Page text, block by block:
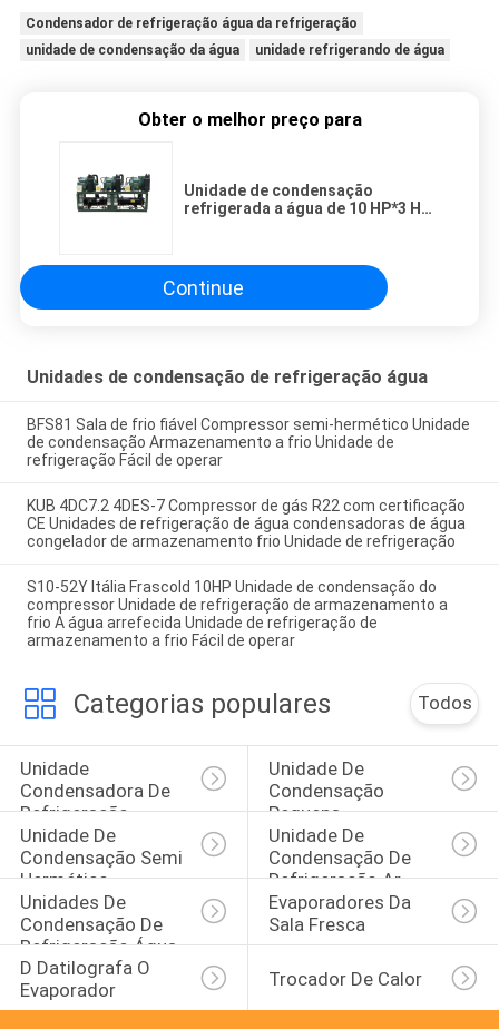
Condensador de refrigeração água da refrigeração
unidade de condensação da água
unidade refrigerando de água
Obter o melhor preço para
Unidade de condensação
refrigerada a água de 10 HP*3 HP
Continue
Unidades de condensação de refrigeração água
BFS81 Sala de frio fiável Compressor semi-hermético Unidade
de condensação Armazenamento a frio Unidade de
refrigeração Fácil de operar
KUB 4DC7.2 4DES-7 Compressor de gás R22 com certificação
CE Unidades de refrigeração de água condensadoras de água
congelador de armazenamento frio Unidade de refrigeração
S10-52Y Itália Frascold 10HP Unidade de condensação do
compressor Unidade de refrigeração de armazenamento a
frio A água arrefecida Unidade de refrigeração de
armazenamento a frio Fácil de operar
Categorias populares Todos
Unidade
Condensadora De
Refrigeração
Unidade De
Condensação
Pequena
Unidade De
Condensação Semi
Hermético
Unidade De
Condensação De
Refrigeração Ar
Unidades De
Condensação De
Refrigeração Água
Evaporadores Da
Sala Fresca
D Datilografa O
Evaporador
Trocador De Calor